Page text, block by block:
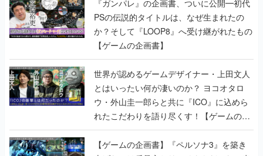
世界が認めるゲームデザイナー・上田文人
とはいったい何が凄いのか？ ヨコオタロ
ウ・外山圭一郎らと共に『ICO』に込めら
れたこだわりを語り尽くす！【ゲームの企
画書】
【ゲームの企画書】『ペルソナ3』を築き
上げたのは反骨心とリスペクトだった。赤
い企画書のもとに集った“愚連隊”がシリー
ズを生まれ変わらせるまで【橋野桂インタ